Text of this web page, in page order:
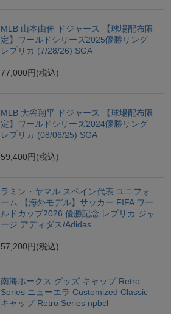
MLB 山本由伸 ドジャース 【球場配布限
定】ワールドシリーズ2025優勝リング
レプリカ (7/28/26) SGA
77,000円 (税込)
MLB 大谷翔平 ドジャース 【球場配布限
定】ワールドシリーズ2024優勝リング
レプリカ (08/06/25) SGA
59,400円 (税込)
ラミン・ヤマル スペイン代表 ユニフォ
ーム 【海外モデル】サッカー FIFA ワー
ルドカップ2026 優勝記念 レプリカ ジャ
ージ アディダス/Adidas
57,200円 (税込)
南海ホークス グッズ キャップ Retro
Series ニューエラ Customized Classic
キャップ Retro Series npbcl